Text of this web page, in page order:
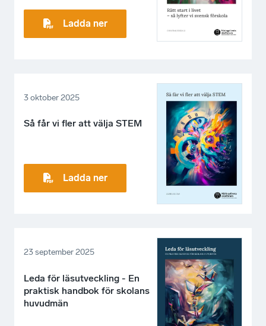
Ladda ner
3 oktober 2025
Så får vi fler att välja STEM
Ladda ner
23 september 2025
Leda för läsutveckling - En
praktisk handbok för skolans
huvudmän